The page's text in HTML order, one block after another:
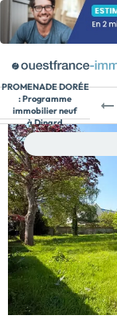
PROMENADE DORÉE
:Programme
immobilier neuf
à Dinard